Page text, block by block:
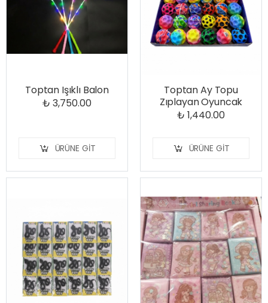
Toptan Işıklı Balon
₺ 3,750.00
ÜRÜNE GIT
Toptan Ay Topu
Zıplayan Oyuncak
₺ 1,440.00
ÜRÜNE GIT